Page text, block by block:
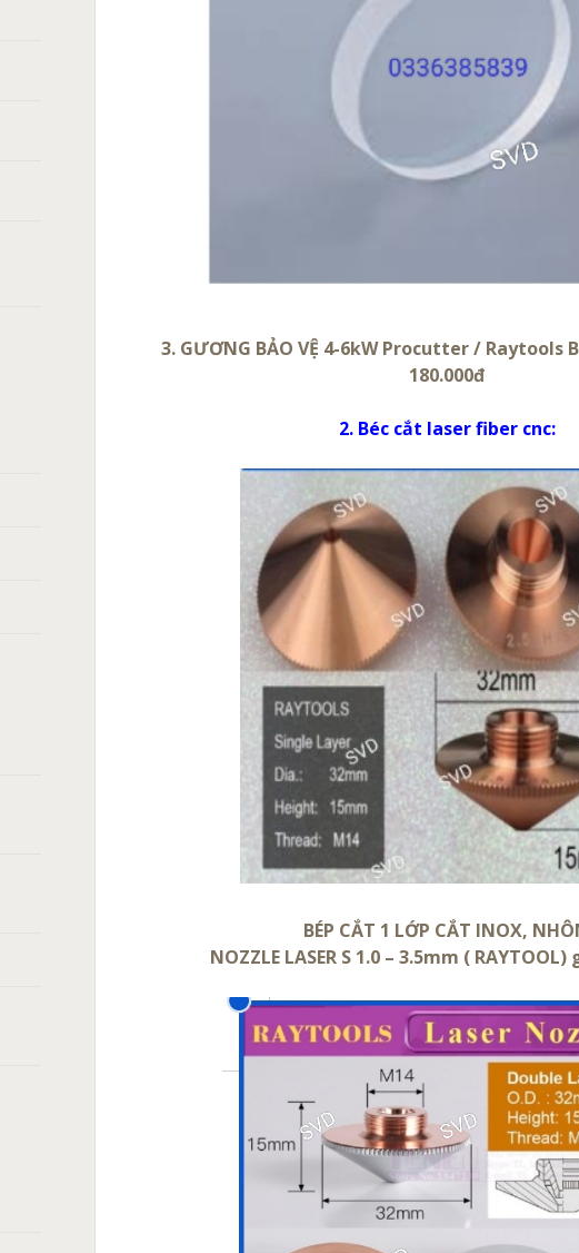
3. GƯƠNG BẢO VỆ 4-6kW Procutter / Raytools
180.000đ
2. Béc cắt laser fiber cnc:
BÉP CẮT 1 LỚP CẮT INOX,
NOZZLE LASER S 1.0 – 3.5mm ( RAYTOOL)